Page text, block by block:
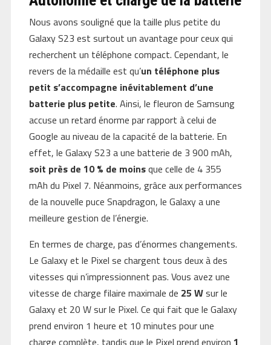
Nous avons souligné que la taille plus petite du
Galaxy S23 est surtout un avantage pour ceux qui
recherchent un téléphone compact. Cependant, le
revers de la médaille est qu’un téléphone plus
petit s’accompagne inévitablement d’une
batterie plus petite. Ainsi, le fleuron de Samsung
accuse un retard énorme par rapport à celui de
Google au niveau de la capacité de la batterie. En
effet, le Galaxy S23 a une batterie de 3 900 mAh,
soit près de 10 % de moinsque celle de 4 355
mAh du Pixel 7. Néanmoins, grâce aux performances
de la nouvelle puce Snapdragon, le Galaxy a une
meilleure gestion de l’énergie.
En termes de charge, pas d’énormes changements.
Le Galaxy et le Pixel se chargent tous deux à des
vitesses qui n’impressionnent pas. Vous avez une
vitesse de charge filaire maximale de 25 Wsur le
Galaxy et 20 W sur le Pixel. Ce qui fait que le Galaxy
prend environ 1 heure et 10 minutes pour une
charge complète, tandis que le Pixel prend environ 1